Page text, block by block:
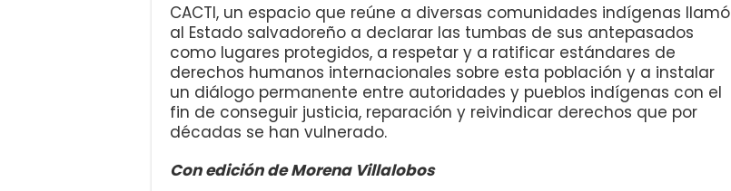
CACTI, un espacio que reúne a diversas comunidades indígenas llamó
al Estado salvadoreño a declarar las tumbas de sus antepasados
como lugares protegidos, a respetar y a ratificar estándares de
derechos humanos internacionales sobre esta población y a instalar
un diálogo permanente entre autoridades y pueblos indígenas con el
fin de conseguir justicia, reparación y reivindicar derechos que por
décadas se han vulnerado.
Con edición de Morena Villalobos